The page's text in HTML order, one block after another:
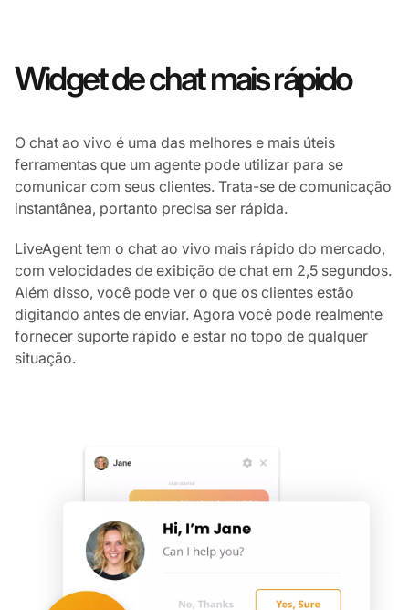
Widget de chat mais rápido
O chat ao vivo é uma das melhores e mais úteis
ferramentas que um agente pode utilizar para se
comunicar com seus clientes. Trata-se de comunicação
instantânea, portanto precisa ser rápida.
LiveAgent tem o chat ao vivo mais rápido do mercado,
com velocidades de exibição de chat em 2,5 segundos.
Além disso, você pode ver o que os clientes estão
digitando antes de enviar. Agora você pode realmente
fornecer suporte rápido e estar no topo de qualquer
situação.